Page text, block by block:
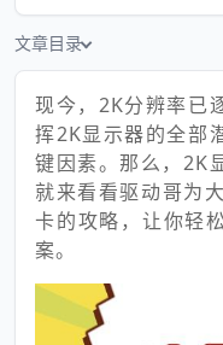
文章目录
现今，2K分辨率已
挥2K显示器的全部
键因素。那么，2K
就来看看驱动哥为
卡的攻略，让你轻
案。